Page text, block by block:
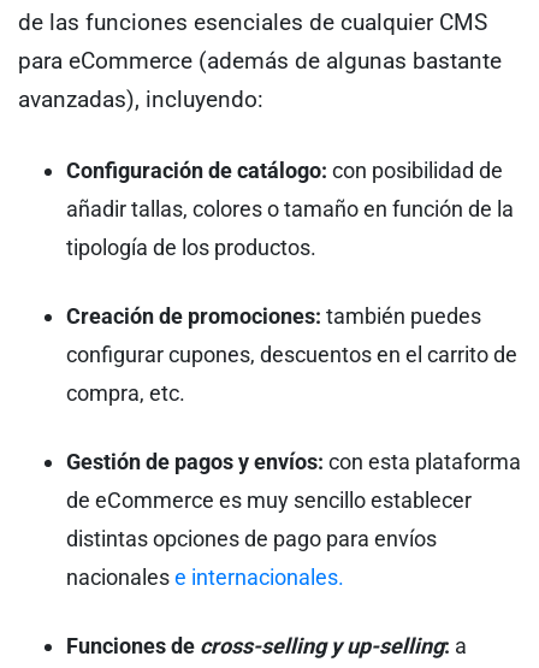
de las funciones esenciales de cualquier CMS
para eCommerce (además de algunas bastante
avanzadas), incluyendo:
Configuración de catálogo: con posibilidad de
añadir tallas, colores o tamaño en función de la
tipología de los productos.
Creación de promociones: también puedes
configurar cupones, descuentos en el carrito de
compra, etc.
Gestión de pagos y envíos: con esta plataforma
de eCommerce es muy sencillo establecer
distintas opciones de pago para envíos
nacionalese internacionales.
Funciones de cross-selling y up-selling: a